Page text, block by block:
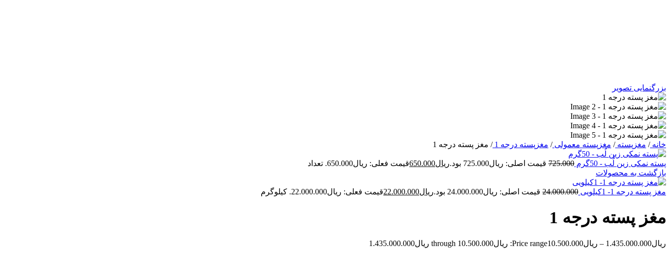
بزرگنمایی تصویر
خانه/ مغزپسته/ مغزپسته معمولی/ مغزپسته درجه 1 / مغز پسته درجه 1
پسته نمکی زین لُب - 50گرم 725.000 قیمت اصلی: ریال725.000 بود. ریال650.000قیمت فعلی: ریال650.000.
تعداد
بازگشت به محصولات
مغز پسته درجه 1- 1کیلویی 24.000.000 قیمت اصلی: ریال24.000.000 بود. ریال22.000.000قیمت فعلی: ریال22.000.000. کیلوگرم
مغز پسته درجه 1
ریال1.435.000.000
– ریال10.500.000Price range: ریال10.500.000 through ریال1.435.000.000